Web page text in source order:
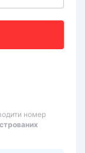
номер